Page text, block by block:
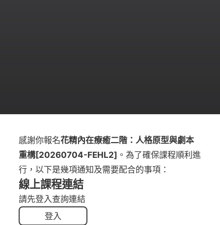
感謝你報名花精內在療癒二階：人格原型與劇本
重構[20260704-FEHL2] 。為了確保課程順利進
行，以下是幾項通知及需要配合的事項：
線上課程連結
請先登入查詢連結
登入